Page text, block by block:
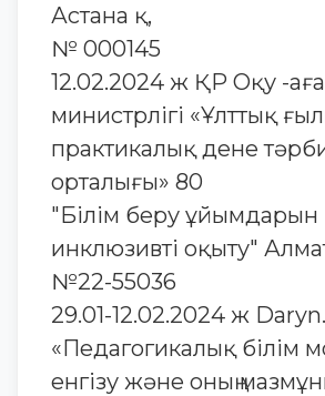
Астана қ,
№ 000145
12.02.2024 ж ҚР Оқу -
министрлігі «Ұлттық
практикалық дене
орталығы» 80
"Білім беру ұйымдарын
инклюзивті оқыту"
№22-55036
29.01-12.02.2024 ж
«Педагогикалық білім
енгізу және оның